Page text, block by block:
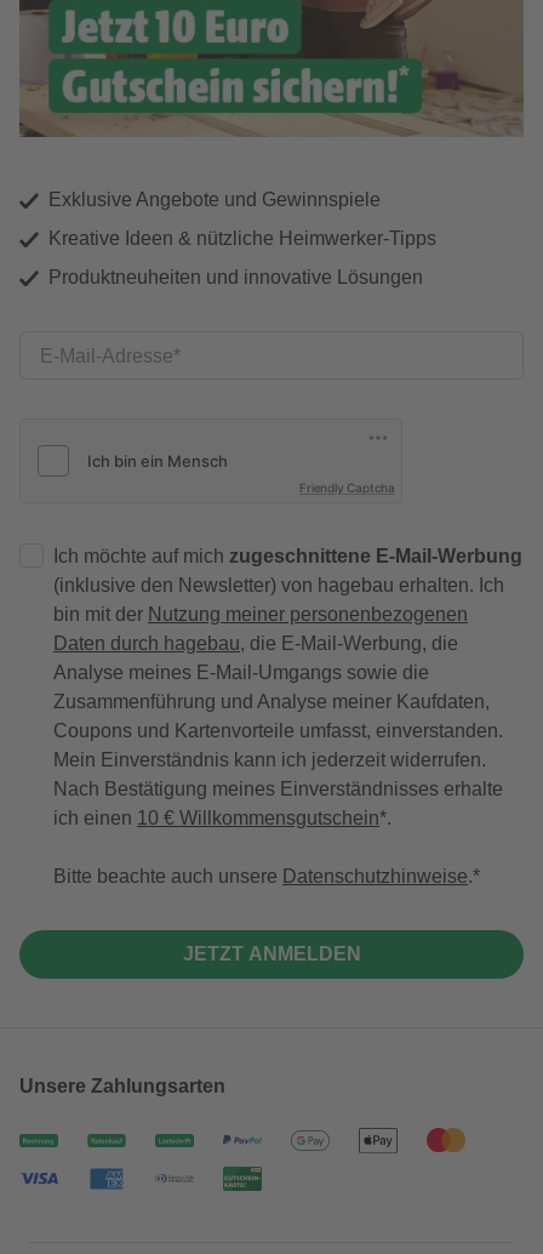
Exklusive Angebote und Gewinnspiele
Kreative Ideen & nützliche Heimwerker-Tipps
Produktneuheiten und innovative Lösungen
E-Mail-Adresse
Friendly Captcha
Ich möchte auf mich zugeschnittene E-Mail-Werbung
(inklusive den Newsletter) von hagebau erhalten. Ich
bin mit der Nutzung meiner personenbezogenen
Daten durch hagebau, die E-Mail-Werbung, die
Analyse meines E-Mail-Umgangs sowie die
Zusammenführung und Analyse meiner Kaufdaten,
Coupons und Kartenvorteile umfasst, einverstanden.
Mein Einverständnis kann ich jederzeit widerrufen.
Nach Bestätigung meines Einverständnisses erhalte
ich einen 10 € Willkommensgutschein*.
Bitte beachte auch unsere Datenschutzhinweise.
JETZT ANMELDEN
Unsere Zahlungsarten